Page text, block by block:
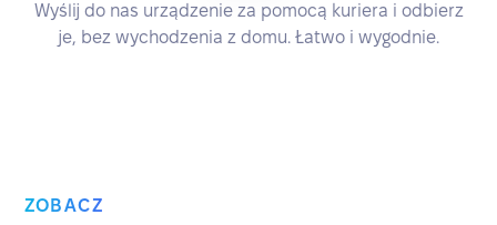
Wyślij do nas urządzenie za pomocą kuriera i odbierz
je, bez wychodzenia z domu. Łatwo i wygodnie.
ZOBACZ